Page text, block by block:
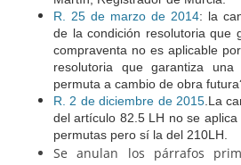
R. 25 de marzo de 2014: la
de la condición resolutoria que
compraventa no es aplicable
resolutoria que garantiza una
permuta a cambio de obra
R. 2 de diciembre de 2015.La
del artículo 82.5 LH no se
permutas pero sí la del 210LH.
Se anulan los párrafos